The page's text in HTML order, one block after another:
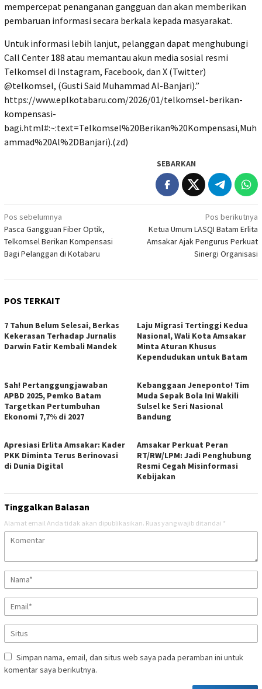
mempercepat penanganan gangguan dan akan memberikan
pembaruan informasi secara berkala kepada masyarakat.
Untuk informasi lebih lanjut, pelanggan dapat menghubungi
Call Center 188 atau memantau akun media sosial resmi
Telkomsel di Instagram, Facebook, dan X (Twitter)
@telkomsel, (Gusti Said Muhammad Al-Banjari).”
https://www.eplkotabaru.com/2026/01/telkomsel-berikan-
kompensasi-
bagi.html#:~:text=Telkomsel%20Berikan%20Kompensasi,Muh
ammad%20Al%2DBanjari).(zd)
SEBARKAN
Navigasi
pos
Pos sebelumnya
Pasca Gangguan Fiber Optik,
Telkomsel Berikan Kompensasi
Bagi Pelanggan di Kotabaru
Pos berikutnya
Ketua Umum LASQI Batam Erlita
Amsakar Ajak Pengurus Perkuat
Sinergi Organisasi
POS TERKAIT
7 Tahun Belum Selesai, Berkas
Kekerasan Terhadap Jurnalis
Darwin Fatir Kembali Mandek
Laju Migrasi Tertinggi Kedua
Nasional, Wali Kota Amsakar
Minta Aturan Khusus
Kependudukan untuk Batam
Sah! Pertanggungjawaban
APBD 2025, Pemko Batam
Targetkan Pertumbuhan
Ekonomi 7,7% di 2027
Kebanggaan Jeneponto! Tim
Muda Sepak Bola Ini Wakili
Sulsel ke Seri Nasional
Bandung
Apresiasi Erlita Amsakar: Kader
PKK Diminta Terus Berinovasi
di Dunia Digital
Amsakar Perkuat Peran
RT/RW/LPM: Jadi Penghubung
Resmi Cegah Misinformasi
Kebijakan
Tinggalkan Balasan
Alamat email Anda tidak akan dipublikasikan. Ruas yang wajib ditandai *
Simpan nama, email, dan situs web saya pada peramban ini untuk
komentar saya berikutnya.